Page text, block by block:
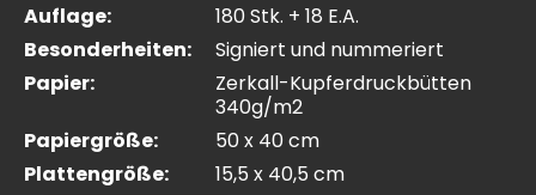
Auflage:
180 Stk. + 18 E.A.
Besonderheiten:
Signiert und nummeriert
Papier:
Zerkall-Kupferdruckbütten
340g/m2
Papiergröße:
50 x 40 cm
Plattengröße:
15,5 x 40,5 cm